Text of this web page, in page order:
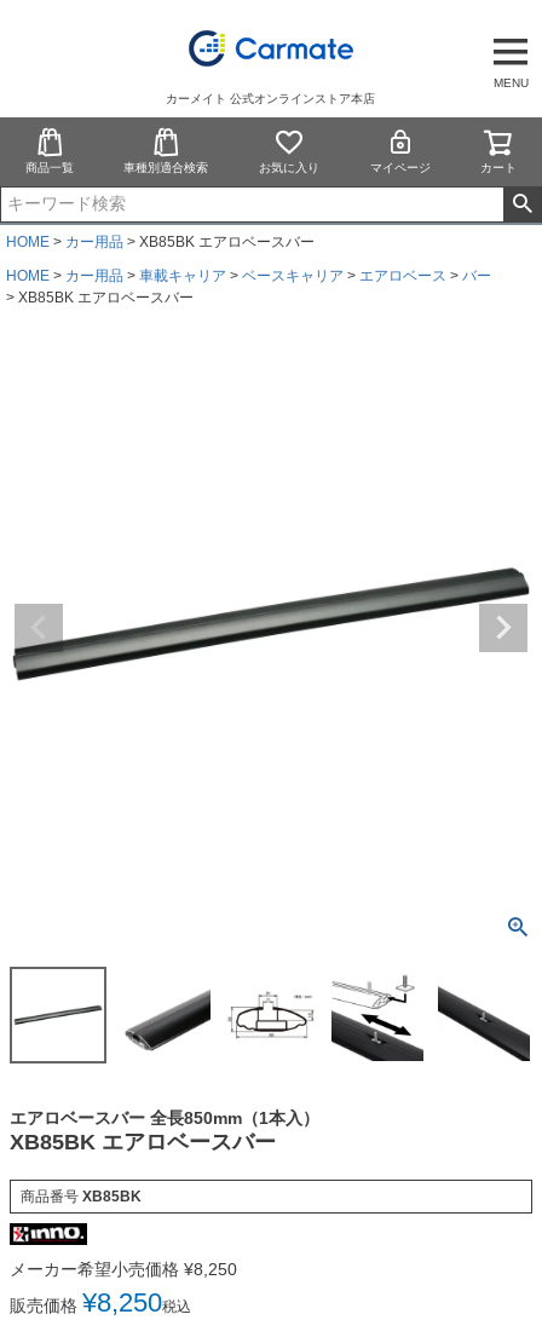
MENU
カーメイト 公式オンラインストア本店
商品一覧 車種別適合検索 お気に入り マイページ カート
HOME カー用品
XB85BK エアロベースバー
HOME
カー用品 車載キャリア ベースキャリア エアロベース
バー
XB85BK エアロベースバー
エアロベースバー 全長850mm（1本入）
XB85BK エアロベースバー
商品番号 XB85BK
メーカー希望小売価格 ¥8,250
販売価格 ¥8,250税込